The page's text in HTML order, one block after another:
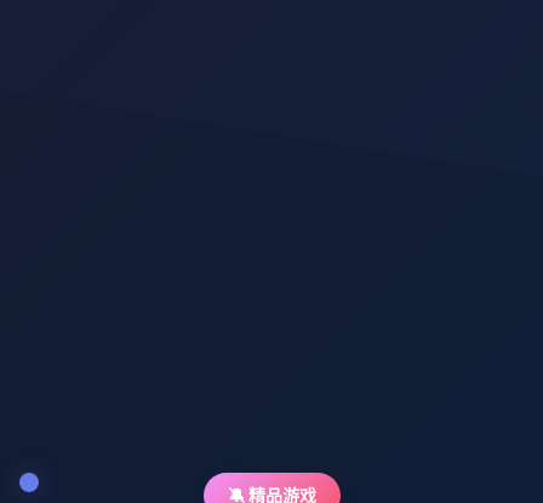
🔕 精品游戏